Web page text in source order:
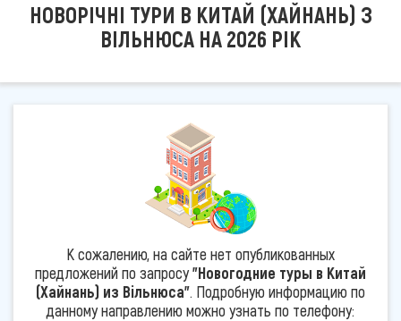
НОВОРІЧНІ ТУРИ В КИТАЙ (ХАЙНАНЬ) З
ВІЛЬНЮСА НА 2026 РІК
К сожалению, на сайте нет опубликованных
предложений по запросу"Новогодние туры в Китай
(Хайнань) из Вільнюса". Подробную информацию по
данному направлению можно узнать по телефону: